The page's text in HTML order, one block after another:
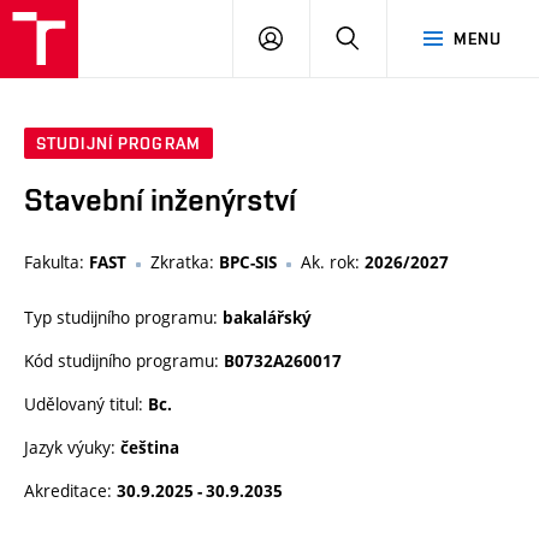
MENU
PŘIHLÁSIT
STUDIJNÍ PROGRAM
Stavební inženýrství
Fakulta: FAST Zkratka: BPC-SIS Ak. rok: 2026/2027
Typ studijního programu: bakalářský
Kód studijního programu: B0732A260017
Udělovaný titul: Bc.
Jazyk výuky: čeština
Akreditace: 30.9.2025 - 30.9.2035